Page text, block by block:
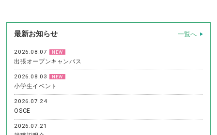
最新お知らせ 一覧へ
2026.08.07 NEW
出張オープンキャンパス
2026.08.03 NEW
小学生イベント
2026.07.24
OSCE
2026.07.21